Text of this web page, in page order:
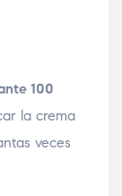
100
la crema
veces